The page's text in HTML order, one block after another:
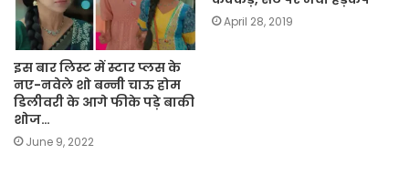
इस बार लिस्ट में स्टार प्लस के
नए-नवेले शो बन्नी चाऊ होम
डिलीवरी के आगे फीके पड़े बाकी
शोज…
June 9, 2022
April 28, 2019